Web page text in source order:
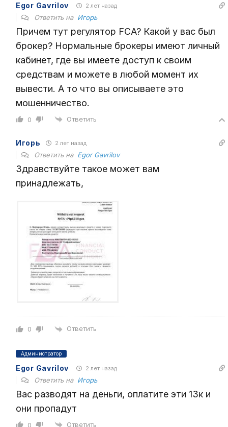
Egor Gavrilov 2 лет назад
Ответить на Игорь
Причем тут регулятор FCA? Какой у вас был
брокер? Нормальные брокеры имеют личный
кабинет, где вы имеете доступ к своим
средствам и можете в любой момент их
вывести. А то что вы описываете это
мошенничество.
0 Ответить
Игорь 2 лет назад
Ответить на Egor Gavrilov
Здравствуйте такое может вам
принадлежать,
0 Ответить
Администратор
Egor Gavrilov 2 лет назад
Ответить на Игорь
Вас разводят на деньги, оплатите эти 13к и
они пропадут
0 Ответить